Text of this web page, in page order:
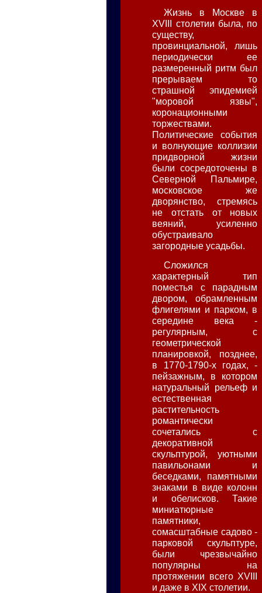
Жизнь в Москве в
XVIII столетии была, по
существу,
провинциальной, лишь
периодически ее
размеренный ритм был
прерываем то
страшной эпидемией
"моровой язвы",
коронационными
торжествами.
Политические события
и волнующие коллизии
придворной жизни
были сосредоточены в
Северной Пальмире,
московское же
дворянство, стремясь
не отстать от новых
веяний, усиленно
обустраивало
загородные усадьбы.
Сложился
характерный тип
поместья с парадным
двором, обрамленным
флигелями и парком, в
середине века -
регулярным, с
геометрической
планировкой, позднее,
в 1770-1790-х годах, -
пейзажным, в котором
натуральный рельеф и
естественная
растительность
романтически
сочетались с
декоративной
скульптурой, уютными
павильонами и
беседками, памятными
знаками в виде колонн
и обелисков. Такие
миниатюрные
памятники,
сомасштабные садово -
парковой скульптуре,
были чрезвычайно
популярны на
протяжении всего XVIII
и даже в XIX столетии.